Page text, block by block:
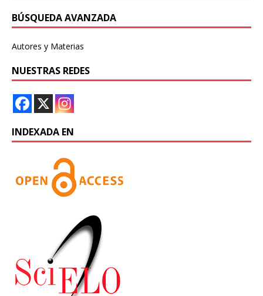
BÚSQUEDA AVANZADA
Autores y Materias
NUESTRAS REDES
INDEXADA EN